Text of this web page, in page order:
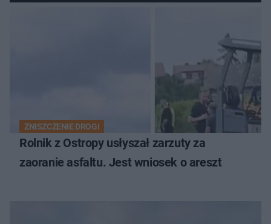
zdecyduje sąd rodzinny
ZNISZCZENIE DROGI
Rolnik z Ostropy usłyszał zarzuty za
zaoranie asfaltu. Jest wniosek o areszt